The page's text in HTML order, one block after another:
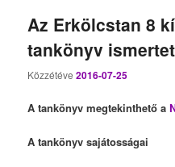
Az Erkölcstan 8
tankönyv
Közzétéve2016-07-25
A tankönyv megtekinthető a
A tankönyv sajátosságai